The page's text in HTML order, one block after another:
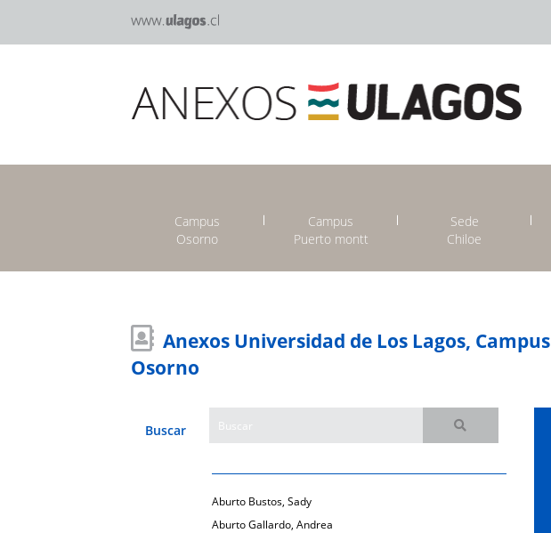
Campus
Osorno
Campus
Puerto montt
Sede
Chiloe
Anexos Universidad de Los Lagos, Campus
Osorno
Buscar
Aburto Bustos, Sady
Aburto Gallardo, Andrea